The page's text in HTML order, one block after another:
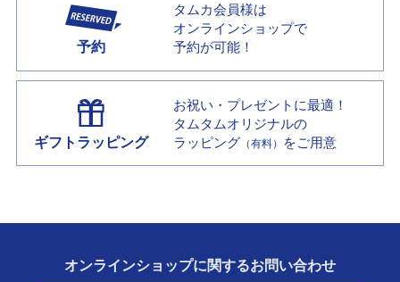
予約
タムカ会員様は
オンラインショップで
予約が可能！
ギフトラッピング
お祝い・プレゼントに最適！
タムタムオリジナルの
ラッピング （有料） をご用意
オンラインショップに関するお問い合わせ